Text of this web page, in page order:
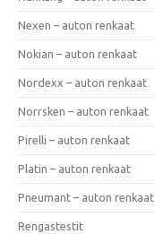
Nexen – auton renkaat
Nokian – auton renkaat
Nordexx – auton renkaat
Norrsken – auton renkaat
Pirelli – auton renkaat
Platin – auton renkaat
Pneumant – auton renkaat
Rengastestit